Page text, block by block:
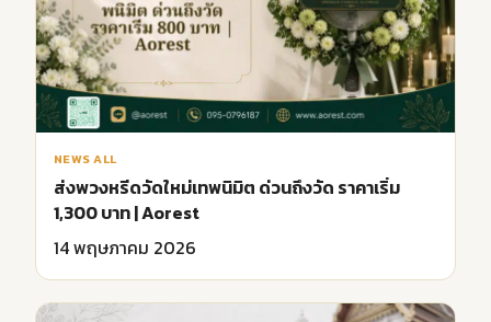
NEWS ALL
ส่งพวงหรีดวัดใหม่เทพนิมิต ด่วนถึงวัด ราคาเริ่ม
1,300 บาท | Aorest
14 พฤษภาคม 2026